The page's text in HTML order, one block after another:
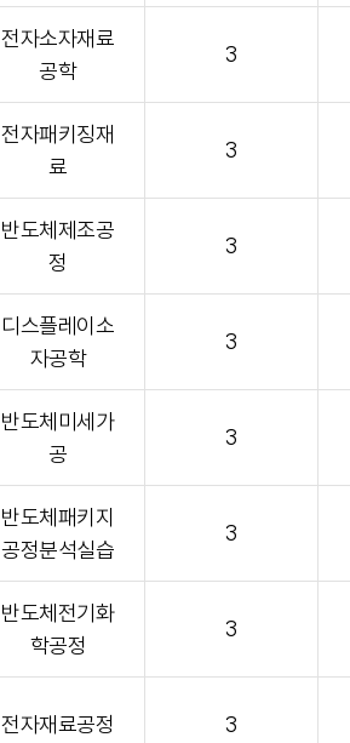
전자소자재료
공학
3
전자패키징재
료
3
반도체제조공
정
3
디스플레이소
자공학
3
반도체미세가
공
3
반도체패키지
공정분석실습
3
반도체전기화
학공정
3
전자재료공정 3